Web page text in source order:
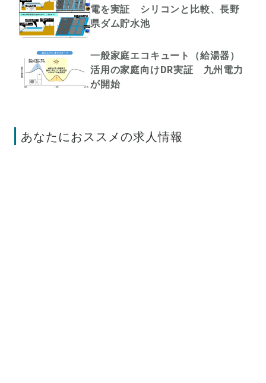
電を実証 シリコンと比較、長野
県ダム貯水池
一般家庭エコキュート（給湯器）
活用の家庭向けDR実証 九州電力
が開始
あなたにおススメの求人情報